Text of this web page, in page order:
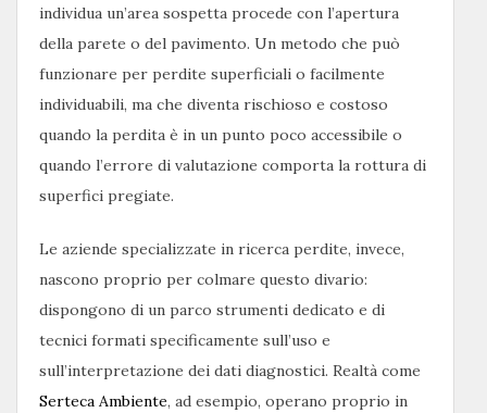
individua un’area sospetta procede con l’apertura
della parete o del pavimento. Un metodo che può
funzionare per perdite superficiali o facilmente
individuabili, ma che diventa rischioso e costoso
quando la perdita è in un punto poco accessibile o
quando l’errore di valutazione comporta la rottura di
superfici pregiate.
Le aziende specializzate in ricerca perdite, invece,
nascono proprio per colmare questo divario:
dispongono di un parco strumenti dedicato e di
tecnici formati specificamente sull’uso e
sull’interpretazione dei dati diagnostici. Realtà come
Serteca Ambiente, ad esempio, operano proprio in